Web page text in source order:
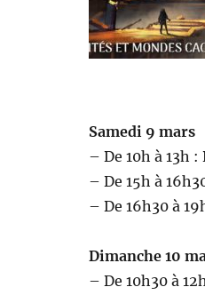
Samedi 9 mars
– De 10h à 13h :
– De 15h à
– De 16h30 à
Dimanche 10
– De 10h30 à